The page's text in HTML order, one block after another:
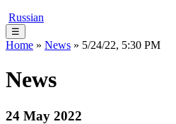
Russian
☰
Home » News » 5/24/22, 5:30 PM
News
24 May 2022